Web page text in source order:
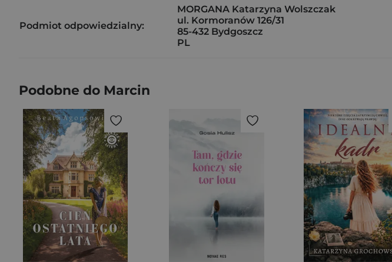
Podmiot odpowiedzialny:
MORGANA Katarzyna Wolszczak
ul. Kormoranów 126/31
85-432 Bydgoszcz
PL
Podobne do Marcin